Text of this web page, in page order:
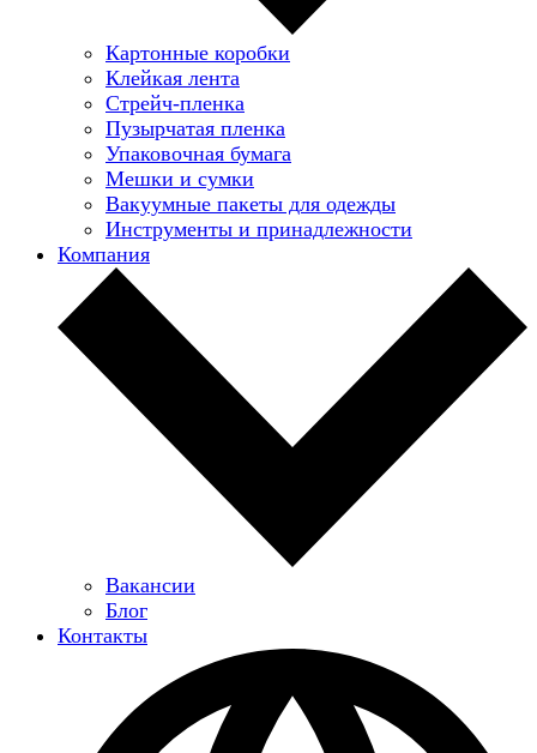
Картонные коробки
Клейкая лента
Стрейч-пленка
Пузырчатая пленка
Упаковочная бумага
Мешки и сумки
Вакуумные пакеты для одежды
Инструменты и принадлежности
Компания
Вакансии
Блог
Контакты